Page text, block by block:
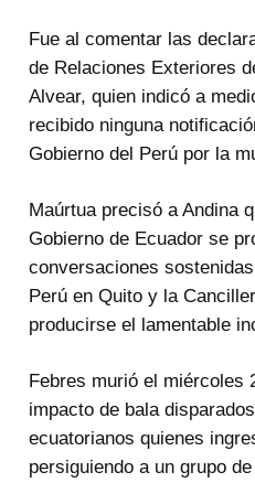
Fue al comentar las
de Relaciones Exteriores
Alvear, quien indicó a
recibido ninguna
Gobierno del Perú por la
Maúrtua precisó a Andina
Gobierno de Ecuador se
conversaciones
Perú en Quito y la
producirse el lamentable
Febres murió el miércoles
impacto de bala
ecuatorianos quienes
persiguiendo a un grupo